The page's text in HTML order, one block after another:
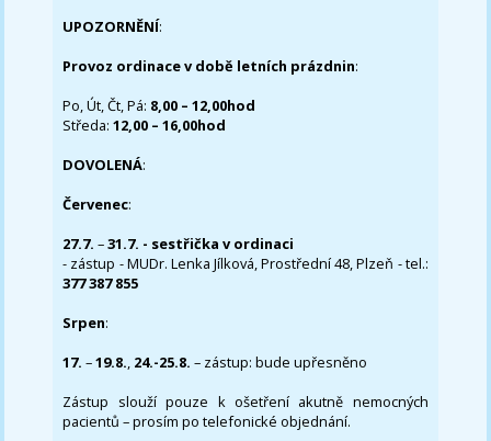
UPOZORNĚNÍ:
Provoz ordinace v době letních prázdnin:
Po, Út, Čt, Pá: 8,00 – 12,00hod
Středa:12,00 – 16,00hod
DOVOLENÁ:
Červenec:
27.7.–31.7. - sestřička v ordinaci
- zástup - MUDr. Lenka Jílková, Prostřední 48, Plzeň - tel.:
377 387 855
Srpen:
17. –19.8., 24.-25.8. – zástup: bude upřesněno
Zástup slouží pouze k ošetření akutně nemocných
pacientů – prosím po telefonické objednání.